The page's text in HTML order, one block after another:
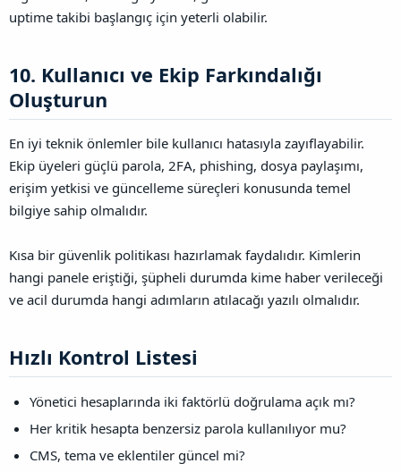
uptime takibi başlangıç için yeterli olabilir.
10. Kullanıcı ve Ekip Farkındalığı
Oluşturun​
En iyi teknik önlemler bile kullanıcı hatasıyla zayıflayabilir.
Ekip üyeleri güçlü parola, 2FA, phishing, dosya paylaşımı,
erişim yetkisi ve güncelleme süreçleri konusunda temel
bilgiye sahip olmalıdır.
Kısa bir güvenlik politikası hazırlamak faydalıdır. Kimlerin
hangi panele eriştiği, şüpheli durumda kime haber verileceği
ve acil durumda hangi adımların atılacağı yazılı olmalıdır.
Hızlı Kontrol Listesi​
Yönetici hesaplarında iki faktörlü doğrulama açık mı?
Her kritik hesapta benzersiz parola kullanılıyor mu?
CMS, tema ve eklentiler güncel mi?